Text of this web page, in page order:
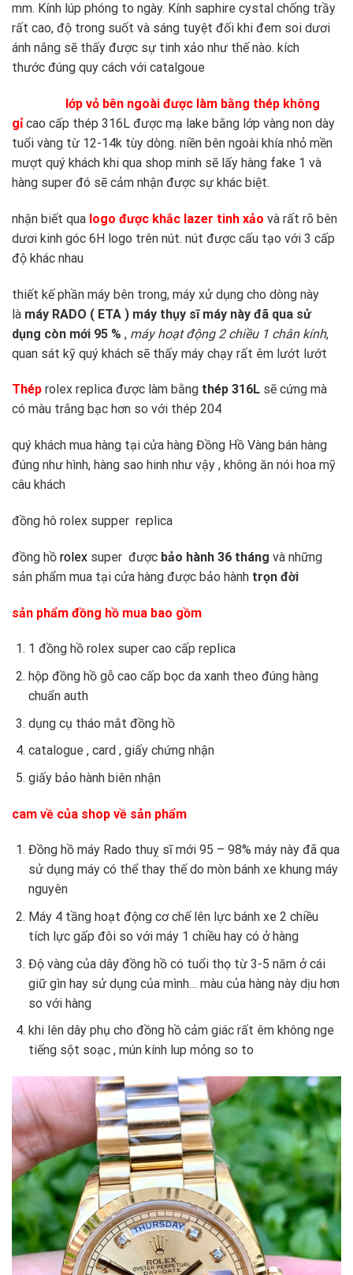
mm. Kính lúp phóng to ngày. Kính saphire cystal chống trầy
rất cao, độ trong suốt và sáng tuyệt đối khi đem soi dươi
ánh nắng sẽ thấy được sự tinh xảo như thế nào. kích
thước đúng quy cách với catalgoue
lớp vỏ bên ngoài được làm bằng thép không
gỉ cao cấp thép 316L được mạ lake bằng lớp vàng non dày
tuổi vàng từ 12-14k tùy dòng. niền bên ngoài khía nhỏ mền
mượt quý khách khi qua shop minh sẽ lấy hàng fake 1 và
hàng super đó sẽ cảm nhận được sự khác biệt.
nhận biết qua logo được khắc lazer tinh xảo và rất rõ bên
dươi kinh góc 6H logo trên nút. nút được cấu tạo với 3 cấp
độ khác nhau
thiết kế phần máy bên trong, máy xử dụng cho dòng này
là máy RADO ( ETA ) máy thụy sĩ máy này đã qua sử
dụng còn mới 95 % , máy hoạt động 2 chiều 1 chân kính,
quan sát kỹ quý khách sẽ thấy máy chạy rất êm lướt lướt
Thép rolex replica được làm bằng thép 316L sẽ cứng mà
có màu trắng bạc hơn so với thép 204
quý khách mua hàng tại cửa hàng Đồng Hồ Vàng bán hàng
đúng như hình, hàng sao hinh như vậy , không ăn nói hoa mỹ
câu khách
đồng hô rolex supper replica
đồng hồ rolex super được bảo hành 36 tháng và những
sản phẩm mua tại cửa hàng được bảo hành trọn đời
sản phẩm đồng hồ mua bao gồm
1 đồng hồ rolex super cao cấp replica
hộp đồng hồ gỗ cao cấp bọc da xanh theo đúng hàng
chuẩn auth
dụng cụ tháo mắt đồng hồ
catalogue , card , giấy chứng nhận
giấy bảo hành biên nhận
cam về của shop về sản phẩm
Đồng hồ máy Rado thuỵ sĩ mới 95 – 98% máy này đã qua
sử dụng máy có thể thay thế do mòn bánh xe khung máy
nguyên
Máy 4 tầng hoạt động cơ chế lên lực bánh xe 2 chiều
tích lực gấp đôi so với máy 1 chiều hay có ở hàng
Độ vàng của dây đồng hồ có tuổi thọ từ 3-5 năm ở cái
giữ gìn hay sử dụng của mình… màu của hàng này dịu hơn
so với hàng
khi lên dây phụ cho đồng hồ cảm giác rất êm không nge
tiếng sột soạc , mún kính lup mỏng so to